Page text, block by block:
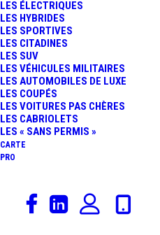
LES ÉLECTRIQUES
LES HYBRIDES
LES SPORTIVES
LES CITADINES
LES SUV
LES VÉHICULES MILITAIRES
LES AUTOMOBILES DE LUXE
LES COUPÉS
LES VOITURES PAS CHÈRES
LES CABRIOLETS
LES « SANS PERMIS »
CARTE
PRO
Le gouvernement
Journal Officiel,